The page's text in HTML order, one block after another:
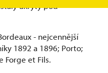
ukryty pod
- nejcennější
1892 a 1896; Porto;
Forge et Fils.